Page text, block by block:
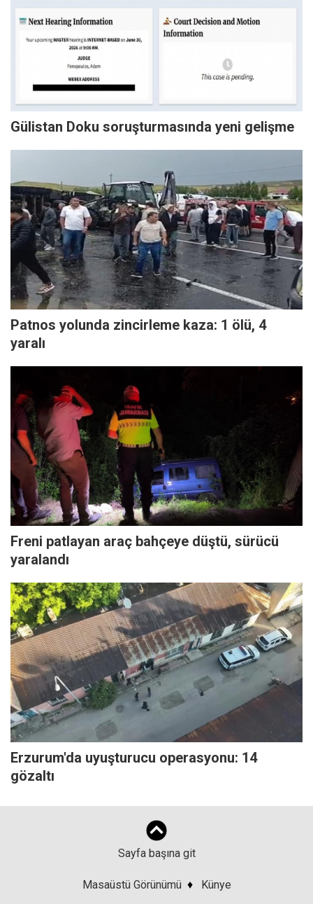
Gülistan Doku soruşturmasında yeni gelişme
Patnos yolunda zincirleme kaza: 1 ölü, 4
yaralı
Freni patlayan araç bahçeye düştü, sürücü
yaralandı
Erzurum'da uyuşturucu operasyonu: 14
gözaltı
Sayfa başına git
Masaüstü Görünümü ♦ Künye